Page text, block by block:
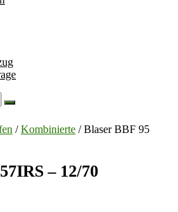
/Kombinierte / Blaser BBF 95
– 12/70